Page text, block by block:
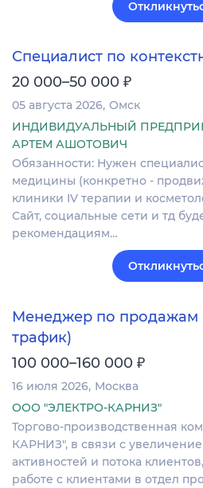
Специалист по
20 000–50 000 ₽
05 августа 2026 Омск
ИНДИВИДУАЛЬНЫЙ
АРТЕМ АШОТОВИЧ
Обязанности: Нужен
медицины (конкретно -
клиники IV терапии и
Сайт, социальные сети и тд
рекомендациям…
Менеджер по продажам
трафик)
100 000–160 000 ₽
16 июля 2026 Москва
ООО "ЭЛЕКТРО-КАРНИЗ"
Торгово-производственная
КАРНИЗ", в связи с
активностей и потока
работе с клиентами в отдел